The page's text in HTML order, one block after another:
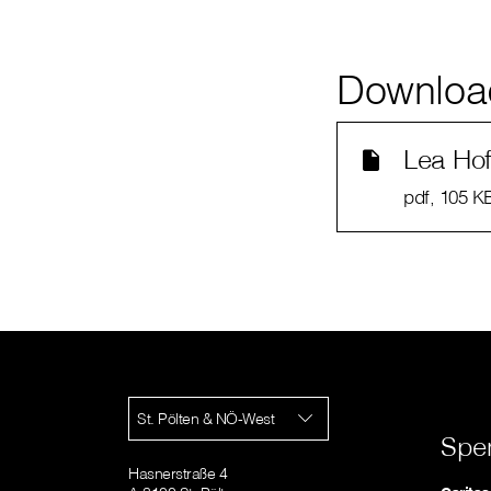
Lea
pdf, 105
St. Pölten & NÖ-West
Hasnerstraße 4